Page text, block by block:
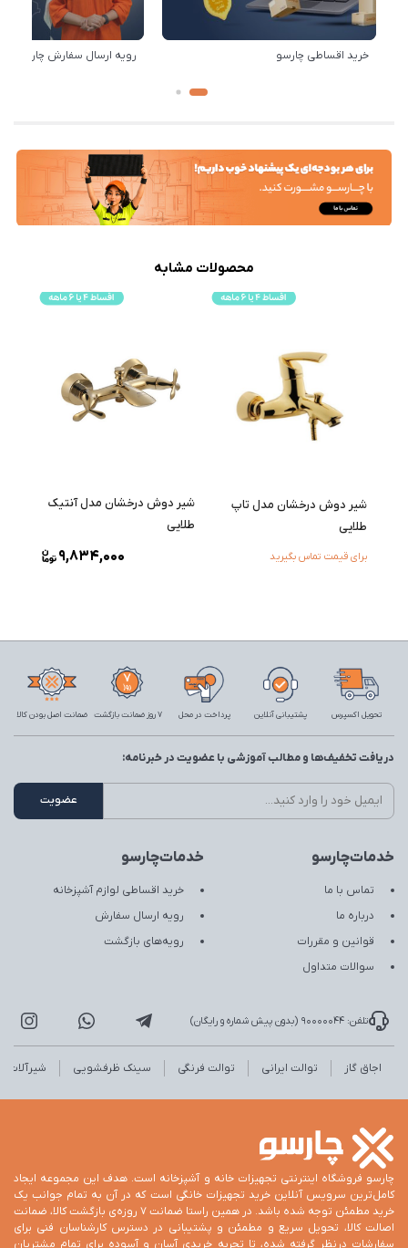
خرید اقساطی چارسو رویه ارسال سفارش چارسو
محصولات مشابه
شیر دوش درخشان مدل تاپ
طلایی
برای قیمت تماس بگیرید
شیر دوش درخشان مدل آنتیک
طلایی
9,834,000
تحویل اکسپرس پشتیبانی آنلاین پرداخت در محل 7 روز ضمانت بازگشت ضمانت اصل بودن کالا
خدمات‌چارسو
تماس با ما
درباره ما
قوانین و مقررات
سوالات متداول
خدمات‌چارسو
خرید اقساطی لوازم آشپزخانه
رویه ارسال سفارش
رویه‌های بازگشت
دریافت تخفیف‌ها و مطالب آموزشی با عضویت در خبرنامه:
تلفن: 90000044 (بدون پیش شماره و رایگان)
اجاق گاز توالت ایرانی توالت فرنگی سینک ظرفشویی شیرآلات
چارسو فروشگاه اینترنتی تجهیزات خانه و آشپزخانه است. هدف این مجموعه ایجاد
کامل‌ترین سرویس آنلاین خرید تجهیزات خانگی است که در آن به تمام جوانب یک
خرید مطمئن توجه شده باشد. در همین راستا ضمانت 7 روزه‌ی بازگشت کالا، ضمانت
اصالت کالا، تحویل سریع و مطمئن و پشتیبانی در دسترس کارشناسان فنی برای
سفارشات درنظر گرفته شده، تا تجربه خریدی آسان و آسوده برای تمام مشتریان